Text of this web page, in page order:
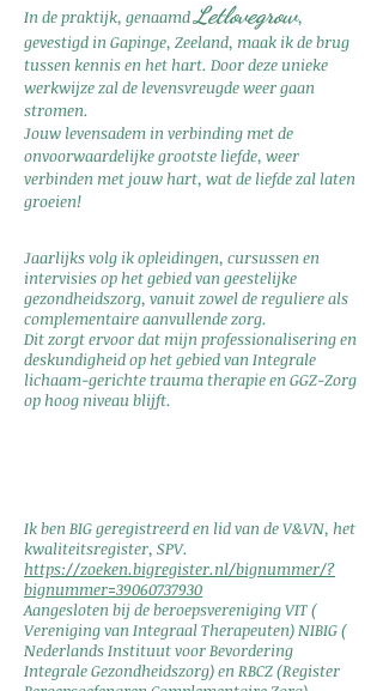
In de praktijk, genaamdLetlovegrow,
gevestigd in Gapinge, Zeeland, maak ik de brug
tussen kennis en het hart. Door deze unieke
werkwijze zal de levensvreugde weer gaan
stromen.
Jouw levensadem in verbinding met de
onvoorwaardelijke grootste liefde, weer
verbinden met jouw hart, wat de liefde zal laten
groeien!
Jaarlijks volg ik opleidingen, cursussen en
intervisies op het gebied van geestelijke
gezondheidszorg, vanuit zowel de reguliere als
complementaire aanvullende zorg.
Dit zorgt ervoor dat mijn professionalisering en
deskundigheid op het gebied van Integrale
lichaam-gerichte trauma therapie en GGZ-Zorg
op hoog niveau blijft.
Ik ben BIG geregistreerd en lid van de V&VN, het
kwaliteitsregister, SPV.
https://zoeken.bigregister.nl/bignummer/?
bignummer=39060737930
Aangesloten bij de beroepsvereniging VIT (
Vereniging van Integraal Therapeuten) NIBIG (
Nederlands Instituut voor Bevordering
Integrale Gezondheidszorg) en RBCZ (Register